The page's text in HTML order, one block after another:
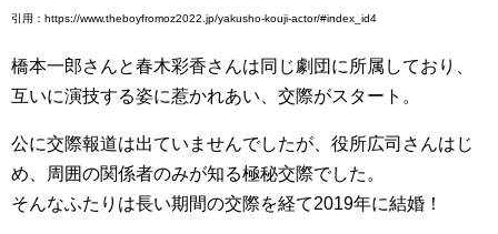
引用：https://www.theboyfromoz2022.jp/yakusho-kouji-actor/#index_id4
橋本一郎さんと春木彩香さんは同じ劇団に所属しており、
互いに演技する姿に惹かれあい、交際がスタート。
公に交際報道は出ていませんでしたが、役所広司さんはじ
め、周囲の関係者のみが知る極秘交際でした。
そんなふたりは長い期間の交際を経て2019年に結婚！